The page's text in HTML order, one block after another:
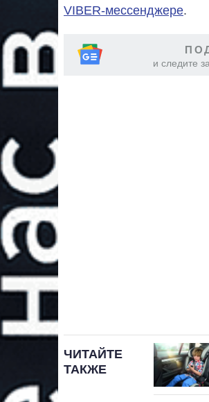
VIBER-мессенджере.
и следите
ЧИТАЙТЕ
ТАКЖЕ